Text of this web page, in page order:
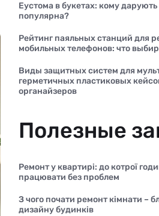
Еустома в букетах: кому дарують
популярна?
Рейтинг паяльных станций для
мобильных телефонов: что
Виды защитных систем для
герметичных пластиковых
органайзеров
Полезные
Ремонт у квартирі: до котрої
працювати без проблем
З чого почати ремонт кімнати –
дизайну будинків